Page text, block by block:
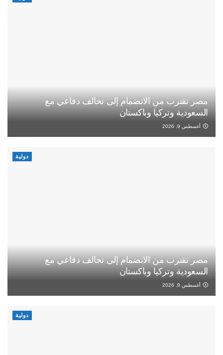
مصر تقترب من الانضمام إلى تحالف دفاعي مع
السعودية وتركيا وباكستان
أغسطس 9, 2026
دولية
مصر تقترب من الانضمام إلى تحالف دفاعي مع
السعودية وتركيا وباكستان
أغسطس 9, 2026
دولية